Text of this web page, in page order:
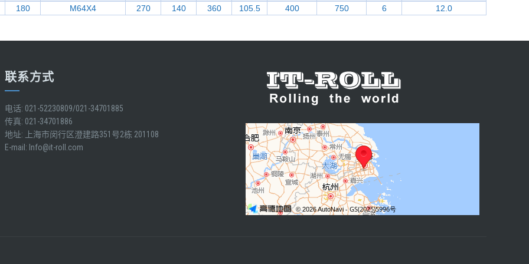
180
M64X4 270 140 360 105.5 400 750 6 12.0
联系方式
电话: 021-52230809/021-34701885
传真: 021-34701886
地址: 上海市闵行区澄建路351号2栋 201108
E-mail: Info@it-roll.com